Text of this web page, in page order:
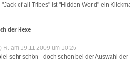
"Jack of all Tribes" ist "Hidden World" ein
der Hexe
R. am 19.11.2009 um 10:26
sehr schön - doch schon bei der Auswahl